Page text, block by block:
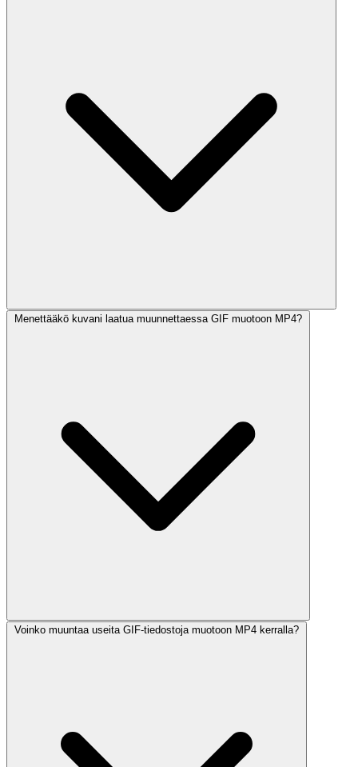
Menettääkö kuvani laatua muunnettaessa GIF muotoon MP4?
Voinko muuntaa useita GIF-tiedostoja muotoon MP4 kerralla?